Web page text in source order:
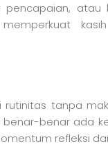
atau
tanpa
benar ada
refleksi